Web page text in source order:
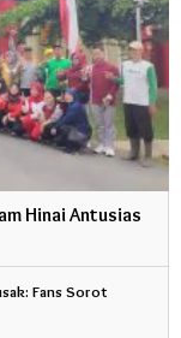
Hinai Antusias
Fans Sorot